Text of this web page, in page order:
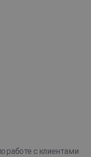
работе с клиентами